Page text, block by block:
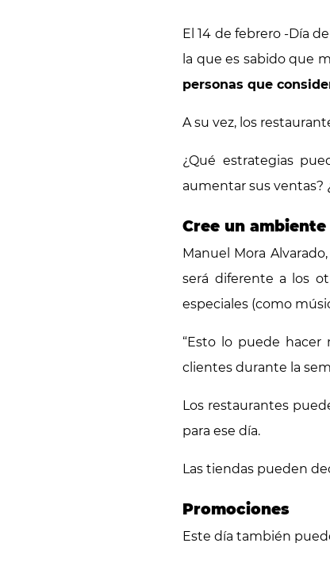
El 14 de febrero -Día
la que es sabido que
personas que
A su vez, los
¿Qué estrategias
aumentar sus ventas?
Cree un
Manuel Mora
será diferente a los
especiales (como
“Esto lo puede
clientes durante la
Los restaurantes
para ese día.
Las tiendas pueden
Promociones
Este día también